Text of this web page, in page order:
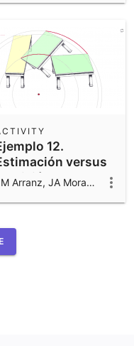
12.
versus
JM Arranz, JA Mora, M Sada y R Losada